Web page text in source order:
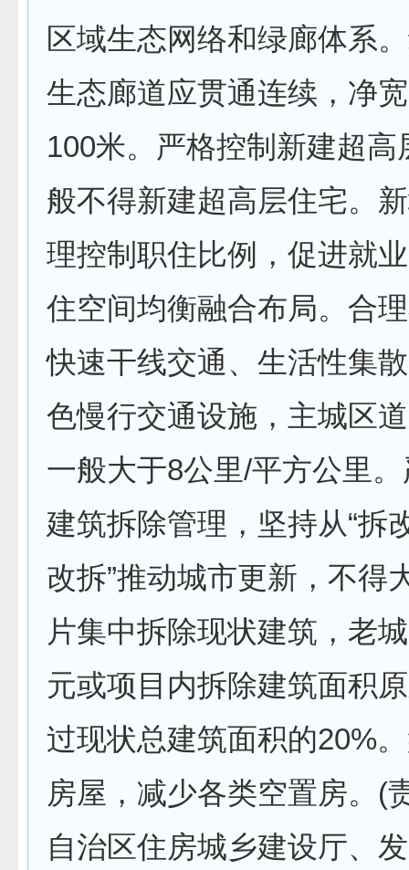
区域生态网络和绿廊体系
生态廊道应贯通连续，净
100米。严格控制新建超高
般不得新建超高层住宅。
理控制职住比例，促进就
住空间均衡融合布局。合
快速干线交通、生活性集
色慢行交通设施，主城区
一般大于8公里/平方公里
建筑拆除管理，坚持从“拆
改拆”推动城市更新，不得
片集中拆除现状建筑，老
元或项目内拆除建筑面积
过现状总建筑面积的20%
房屋，减少各类空置房。(
自治区住房城乡建设厅、